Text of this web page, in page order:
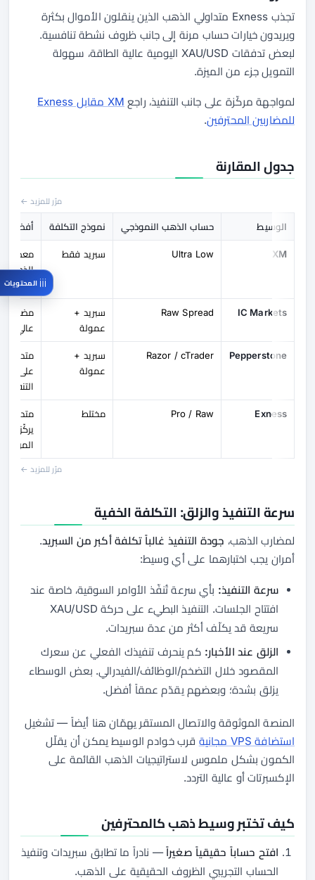
تجذب Exness متداولي الذهب الذين ينقلون الأموال بكثرة
ويريدون خيارات حساب مرنة إلى جانب ظروف نشطة تنافسية.
لبعض تدفقات XAU/USD اليومية عالية الطاقة، سهولة
التمويل جزء من الميزة.
لمواجهة مركّزة على جانب التنفيذ، راجع
XM مقابل Exness
للمضاربين المحترفين.
جدول المقارنة
مرّر للمزيد ←
الوسيط حساب الذهب النموذجي نموذج التكلفة أفضل
XM
Ultra Low سبريد فقط
معظم
الذهب
النشطين
IC Markets
Raw Spread
سبريد +
عمولة
مضارب
عالي
Pepperstone
Razor / cTrader
سبريد +
عمولة
متداول
على
التنفيذ
Exness
Pro / Raw مختلط
متداول
يركّز على
المرونة
مرّر للمزيد ←
سرعة التنفيذ والزلق: التكلفة الخفية
لمضارب الذهب، جودة التنفيذ غالباً تكلفة أكبر من السبريد.
أمران يجب اختبارهما على أي وسيط:
سرعة التنفيذ: بأي سرعة تُنفّذ الأوامر السوقية، خاصة عند
افتتاح الجلسات. التنفيذ البطيء على حركة XAU/USD
سريعة قد يكلّف أكثر من عدة سبريدات.
الزلق عند الأخبار: كم ينحرف تنفيذك الفعلي عن سعرك
المقصود خلال التضخم/الوظائف/الفيدرالي. بعض الوسطاء
يزلق بشدة؛ وبعضهم يقدّم عمقاً أفضل.
المنصة الموثوقة والاتصال المستقر يهمّان هنا أيضاً — تشغيل
استضافة VPS مجانية
قرب خوادم الوسيط يمكن أن يقلّل
الكمون بشكل ملموس لاستراتيجيات الذهب القائمة على
الإكسبرتات أو عالية التردد.
كيف تختبر وسيط ذهب كالمحترفين
افتح حساباً حقيقياً صغيراً— نادراً ما تطابق سبريدات وتنفيذ
الحساب التجريبي الظروف الحقيقية على الذهب.
المحتويات